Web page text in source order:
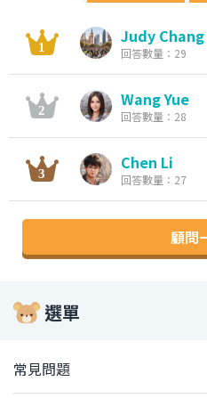
Judy Chang
回答數量：29
Wang Yue
回答數量：28
Chen Li
回答數量：27
顧問
選單
常見問題